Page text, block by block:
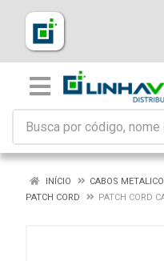
INÍCIO
CABOS
PATCH CORD
PATCH CORD